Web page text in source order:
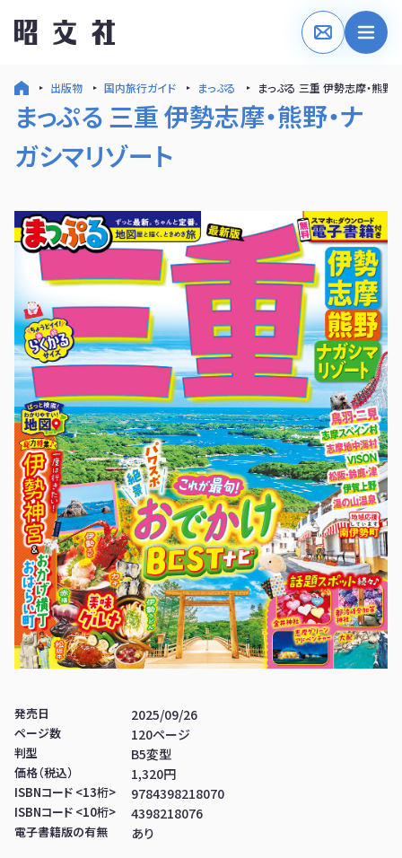
まっぷる 三重 伊勢志摩・熊野・ナ
ガシマリゾート
出版物 国内旅行ガイド まっぷる まっぷる 三重 伊勢志摩・熊野
発売日 2025/09/26
ページ数 120ページ
判型 B5変型
価格（税込） 1,320円
ISBNコード <13桁> 9784398218070
ISBNコード <10桁> 4398218076
電子書籍版の有無 あり